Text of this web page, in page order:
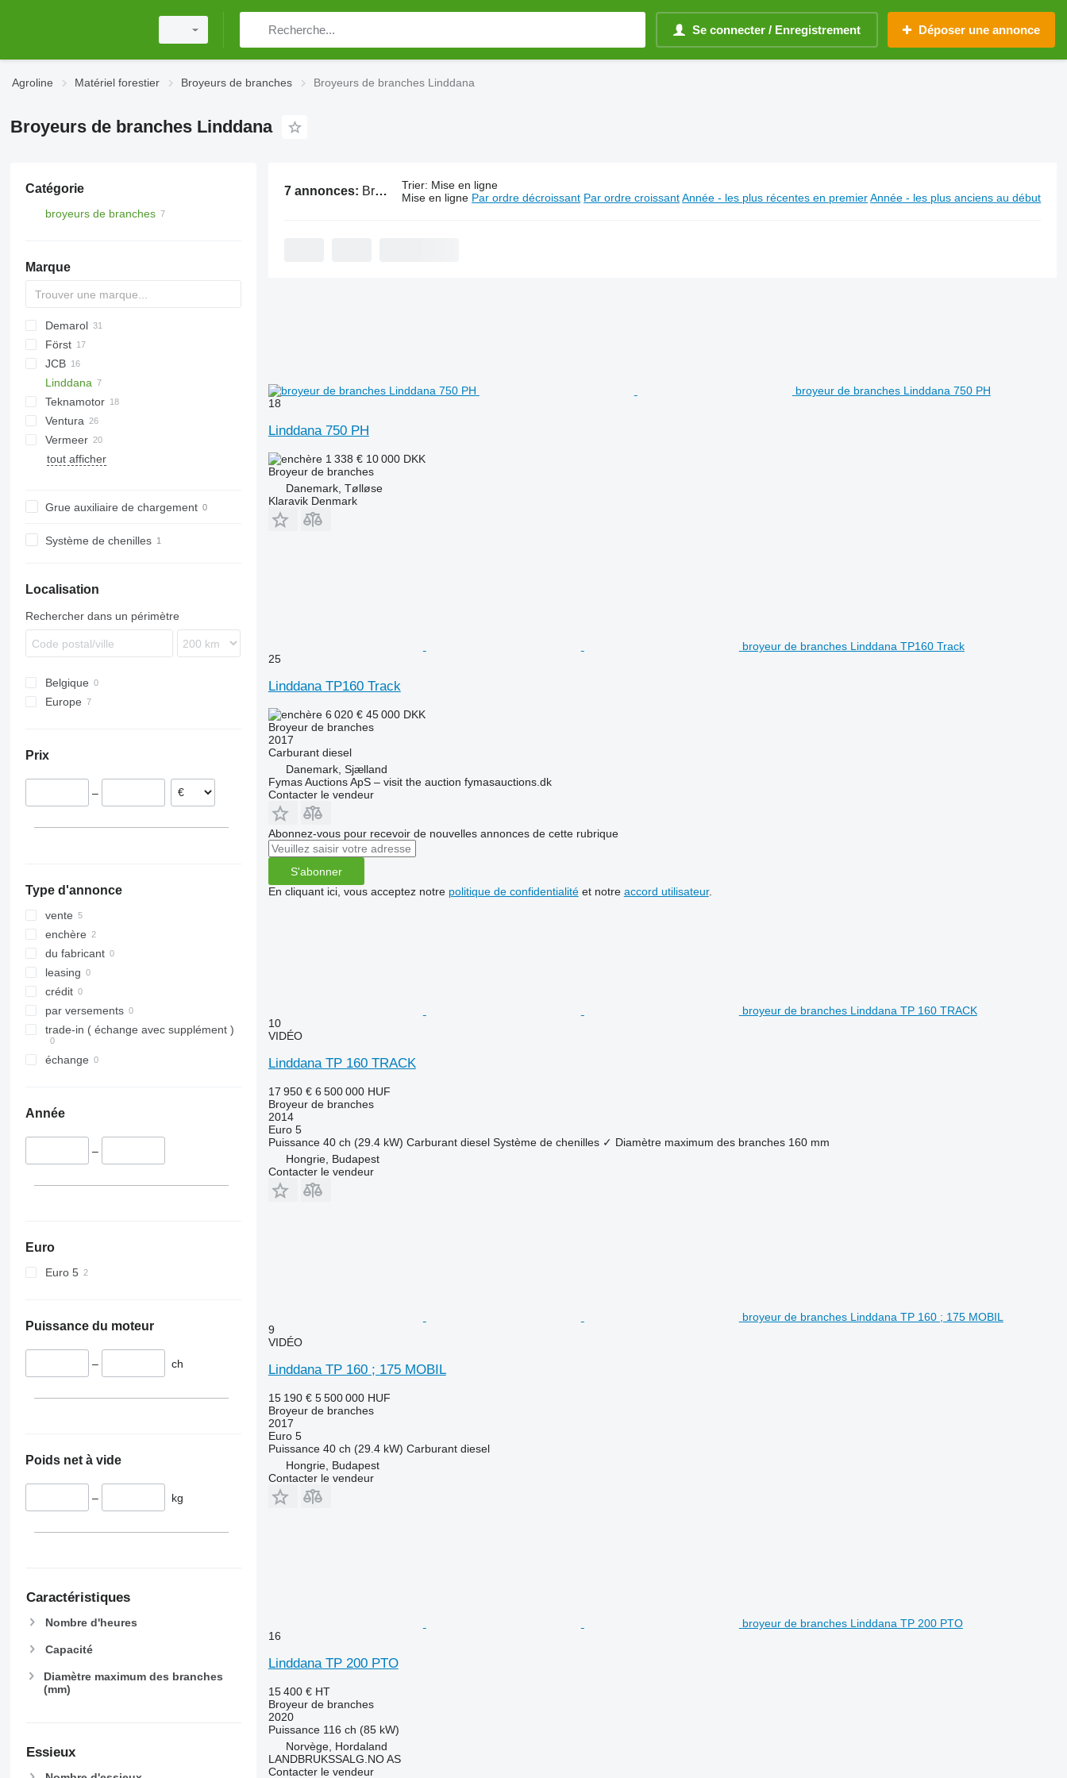
Se connecter / Enregistrement Déposer une annonce
Agroline Matériel forestier Broyeurs de branches Broyeurs de branches Linddana
Broyeurs de branches Linddana
Catégorie
broyeurs de branches
Marque
CK
Demarol
R-12
R-13
Tajga
AK
DW
Biber
Först
ST
TR
Arborist
QuadTrak
JCB
A-series
Hem
1510 E
Crambo
Big X
CS
Linddana
TP
TP 160 Track
TP 200 PTO
OL
PTH
MR
Teknamotor
Skorpion
1270
TW
Ventura
Vermeer
BC
FH
MZA
tout afficher
Grue auxiliaire de chargement
Système de chenilles
Localisation
Rechercher dans un périmètre
Belgique
Europe
Norvège
Pays-Bas
Prix
–
Type d'annonce
vente
enchère
du fabricant
leasing
crédit
par versements
trade-in ( échange avec supplément )
échange
Année
–
Euro
Euro 5
Puissance du moteur
– ch
Poids net à vide
– kg
Caractéristiques
Nombre d'heures
Capacité
Diamètre maximum des branches
(mm)
Essieux
7 annonces: Broyeurs de branches Linddana Trier: Mise en ligne
Mise en ligne Par ordre décroissant Par ordre croissant Année - les plus récentes en premier Année - les plus anciens au début
broyeur de branches Linddana 750 PH
18
Linddana 750 PH
1 338 € 10 000 DKK
Broyeur de branches
Danemark, Tølløse
Klaravik Denmark
broyeur de branches Linddana TP160 Track
25
Linddana TP160 Track
6 020 € 45 000 DKK
Broyeur de branches
2017
Carburant diesel
Danemark, Sjælland
Fymas Auctions ApS – visit the auction fymasauctions.dk
Contacter le vendeur
Abonnez-vous pour recevoir de nouvelles annonces de cette rubrique
S'abonner
En cliquant ici, vous acceptez notre politique de confidentialitéet notre accord utilisateur.
broyeur de branches Linddana TP 160 TRACK
10
VIDÉO
Linddana TP 160 TRACK
17 950 € 6 500 000 HUF
Broyeur de branches
2014
Euro 5
Puissance 40 ch (29.4 kW) Carburant diesel Système de chenilles ✓ Diamètre maximum des branches 160 mm
Hongrie, Budapest
Contacter le vendeur
broyeur de branches Linddana TP 160 ; 175 MOBIL
9
VIDÉO
Linddana TP 160 ; 175 MOBIL
15 190 € 5 500 000 HUF
Broyeur de branches
2017
Euro 5
Puissance 40 ch (29.4 kW) Carburant diesel
Hongrie, Budapest
Contacter le vendeur
broyeur de branches Linddana TP 200 PTO
16
Linddana TP 200 PTO
15 400 € HT
Broyeur de branches
2020
Puissance 116 ch (85 kW)
Norvège, Hordaland
LANDBRUKSSALG.NO AS
Contacter le vendeur